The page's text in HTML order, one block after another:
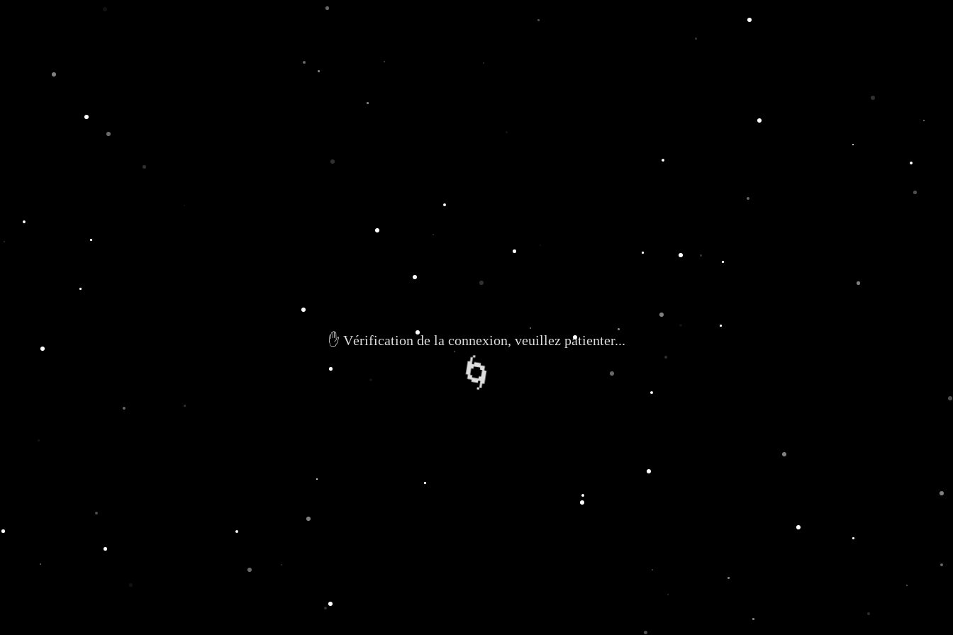
✋ Vérification de la connexion, veuillez patienter...
🌀